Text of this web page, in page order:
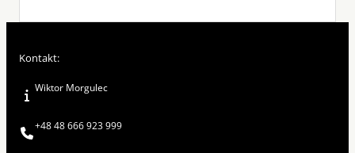
Kontakt:
Wiktor Morgulec
+48 48 666 923 999